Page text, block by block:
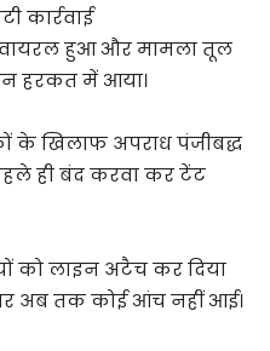
कार्रवाई
वायरल हुआ और मामला तूल
हरकत में आया।
के खिलाफ अपराध पंजीबद्ध
ही बंद करवा कर टेंट
को लाइन अटैच कर दिया
अब तक कोई आंच नहीं आई।